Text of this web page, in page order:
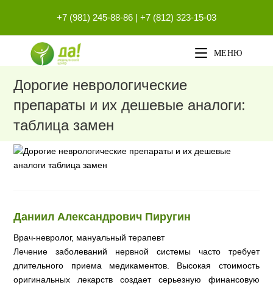
содержимому
+7 (981) 245-88-86 | +7 (812) 323-15-03
МЕНЮ
Дорогие неврологические
препараты и их дешевые аналоги:
таблица замен
Даниил Александрович Пиругин
Врач-невролог, мануальный терапевт
Лечение заболеваний нервной системы часто требует
длительного приема медикаментов. Высокая стоимость
оригинальных лекарств создает серьезную финансовую